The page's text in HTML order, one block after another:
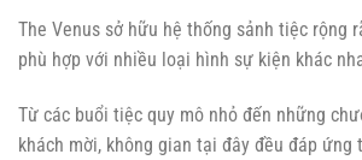
The Venus sở hữu hệ thống sảnh tiệc rộng
phù hợp với nhiều loại hình sự kiện khác
Từ các buổi tiệc quy mô nhỏ đến những
khách mời, không gian tại đây đều đáp ứng